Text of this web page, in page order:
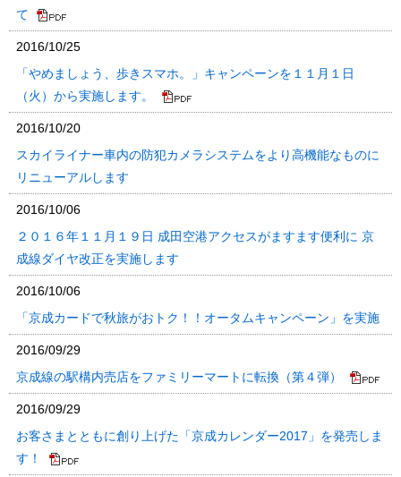
て
2016/10/25
「やめましょう、歩きスマホ。」キャンペーンを１１月１日
（火）から実施します。
2016/10/20
スカイライナー車内の防犯カメラシステムをより高機能なものに
リニューアルします
2016/10/06
２０１６年１１月１９日 成田空港アクセスがますます便利に 京
成線ダイヤ改正を実施します
2016/10/06
「京成カードで秋旅がおトク！！オータムキャンペーン」を実施
2016/09/29
京成線の駅構内売店をファミリーマートに転換（第４弾）
2016/09/29
お客さまとともに創り上げた「京成カレンダー2017」を発売しま
す！